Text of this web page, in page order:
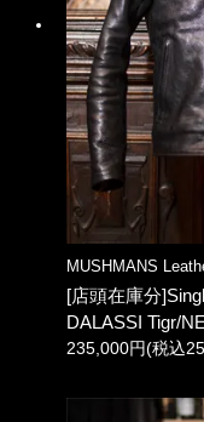
MUSHMANS
[店頭在庫分
DALASSI Tigr/
235,000円(税込